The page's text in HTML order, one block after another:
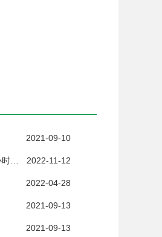
2021-09-10
2022-11-12
钢结构防火涂料的原理和功能/防火涂料3小时耐火测试
2022-04-28
2021-09-13
2021-09-13